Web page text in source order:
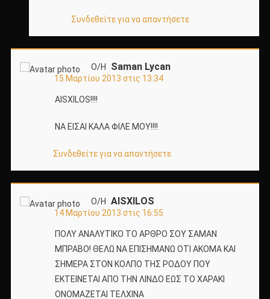
Συνδεθείτε για να απαντήσετε
Ο/Η Saman Lycan
15 Μαρτίου 2013 στις 13:34
AISXILOS!!!!
ΝΑ ΕΙΣΑΙ ΚΑΛΑ ΦΙΛΕ ΜΟΥ!!!!
Συνδεθείτε για να απαντήσετε
Ο/Η AISXILOS
14 Μαρτίου 2013 στις 16:55
ΠΟΛΥ ΑΝΑΛΥΤΙΚΟ ΤΟ ΑΡΘΡΟ ΣΟΥ ΣΑΜΑΝ
ΜΠΡΑΒΟ! ΘΕΛΩ ΝΑ ΕΠΙΣΗΜΑΝΩ ΟΤΙ ΑΚΟΜΑ ΚΑΙ
ΣΗΜΕΡΑ ΣΤΟΝ ΚΟΛΠΟ ΤΗΣ ΡΟΔΟΥ ΠΟΥ
ΕΚΤΕΙΝΕΤΑΙ ΑΠΟ ΤΗΝ ΛΙΝΔΟ ΕΩΣ ΤΟ ΧΑΡΑΚΙ
ΟΝΟΜΑΖΕΤΑΙ ΤΕΛΧΙΝΑ